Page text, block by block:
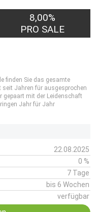
8,00%
PRO SALE
finden Sie das gesamte
seit Jahren für ausgesprochen
gepaart mit der Leidenschaft
Jahr für Jahr
22.08.2025
0 %
7 Tage
bis 6 Wochen
verfügbar